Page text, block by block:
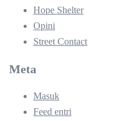
Hope Shelter
Opini
Street Contact
Meta
Masuk
Feed entri